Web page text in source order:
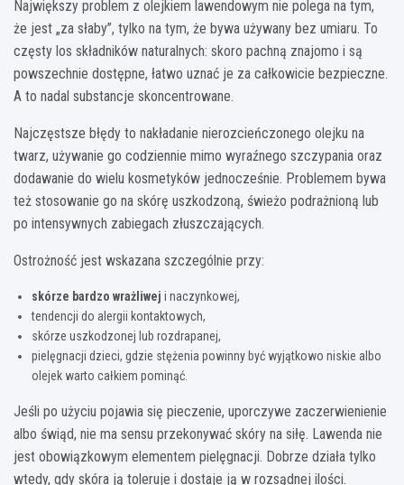
Największy problem z olejkiem lawendowym nie polega na tym,
że jest „za słaby”, tylko na tym, że bywa używany bez umiaru. To
częsty los składników naturalnych: skoro pachną znajomo i są
powszechnie dostępne, łatwo uznać je za całkowicie bezpieczne.
A to nadal substancje skoncentrowane.
Najczęstsze błędy to nakładanie nierozcieńczonego olejku na
twarz, używanie go codziennie mimo wyraźnego szczypania oraz
dodawanie do wielu kosmetyków jednocześnie. Problemem bywa
też stosowanie go na skórę uszkodzoną, świeżo podrażnioną lub
po intensywnych zabiegach złuszczających.
Ostrożność jest wskazana szczególnie przy:
skórze bardzo wrażliwej i naczynkowej,
tendencji do alergii kontaktowych,
skórze uszkodzonej lub rozdrapanej,
pielęgnacji dzieci, gdzie stężenia powinny być wyjątkowo niskie albo
olejek warto całkiem pominąć.
Jeśli po użyciu pojawia się pieczenie, uporczywe zaczerwienienie
albo świąd, nie ma sensu przekonywać skóry na siłę. Lawenda nie
jest obowiązkowym elementem pielęgnacji. Dobrze działa tylko
wtedy, gdy skóra ją toleruje i dostaje ją w rozsądnej ilości.